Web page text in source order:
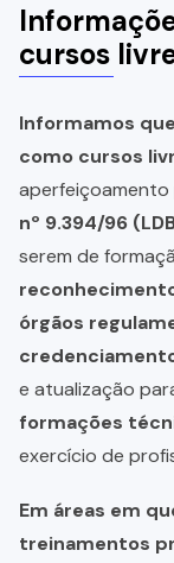
cursos
Informamos
como cursos
aperfeiçoamento
nº 9.394/96
serem de
órgãos
e atualização
formações
exercício de
Em áreas em
treinamentos